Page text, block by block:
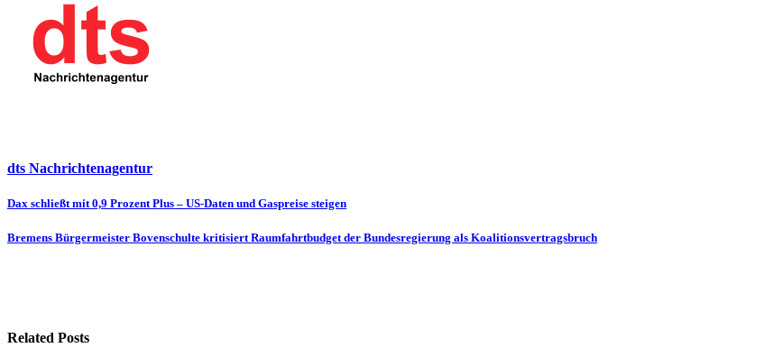
dts Nachrichtenagentur
Beitragsnavigation
Dax schließt mit 0,9 Prozent Plus – US-Daten und Gaspreise steigen
Bremens Bürgermeister Bovenschulte kritisiert Raumfahrtbudget der Bundesregierung als Koalitionsvertragsbruch
Related Posts